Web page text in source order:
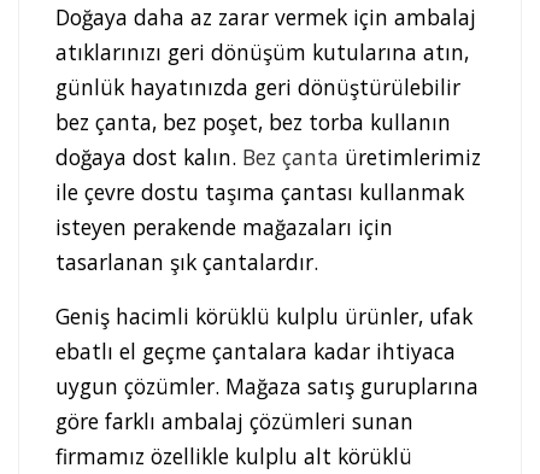
Doğaya daha az zarar vermek için ambalaj
atıklarınızı geri dönüşüm kutularına atın,
günlük hayatınızda geri dönüştürülebilir
bez çanta, bez poşet, bez torba kullanın
doğaya dost kalın. Bez çanta üretimlerimiz
ile çevre dostu taşıma çantası kullanmak
isteyen perakende mağazaları için
tasarlanan şık çantalardır.
Geniş hacimli körüklü kulplu ürünler, ufak
ebatlı el geçme çantalara kadar ihtiyaca
uygun çözümler. Mağaza satış guruplarına
göre farklı ambalaj çözümleri sunan
firmamız özellikle kulplu alt körüklü